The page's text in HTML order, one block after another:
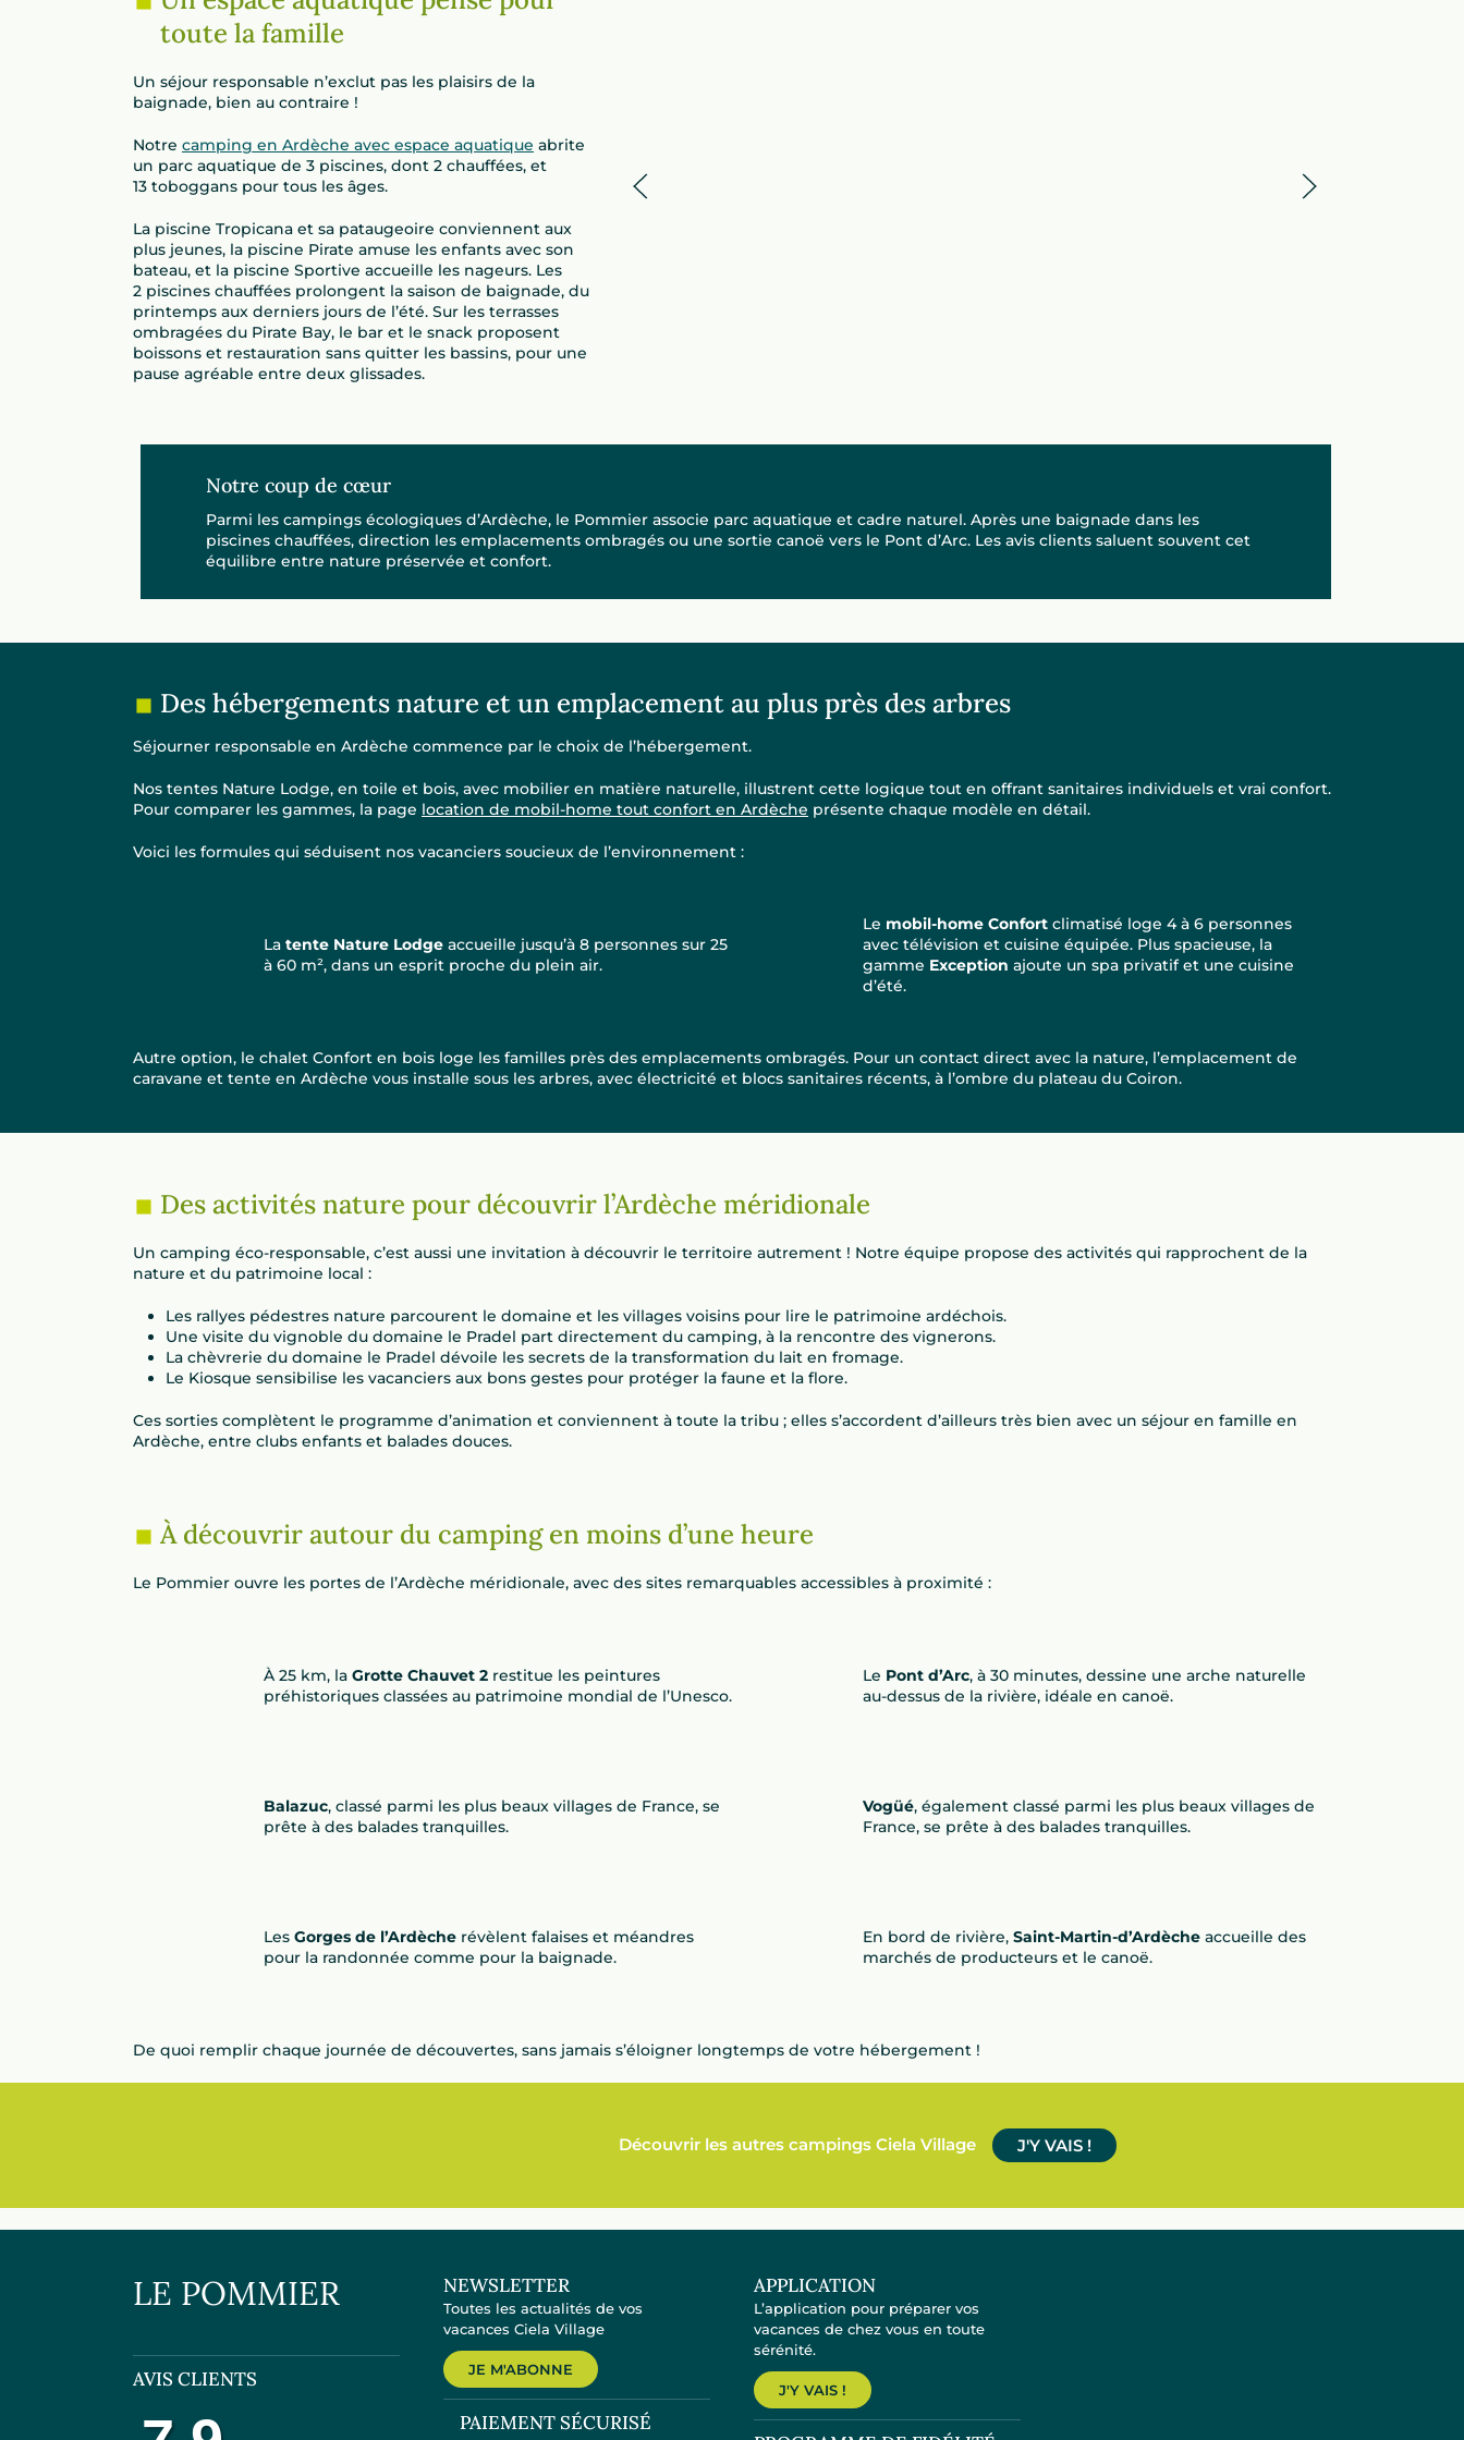
toute la famille
Un séjour responsable n’exclut pas les plaisirs de la
baignade, bien au contraire !
Notre camping en Ardèche avec espace aquatique abrite
un parc aquatique de 3 piscines, dont 2 chauffées, et
13 toboggans pour tous les âges.
La piscine Tropicana et sa pataugeoire conviennent aux
plus jeunes, la piscine Pirate amuse les enfants avec son
bateau, et la piscine Sportive accueille les nageurs. Les
2 piscines chauffées prolongent la saison de baignade, du
printemps aux derniers jours de l’été. Sur les terrasses
ombragées du Pirate Bay, le bar et le snack proposent
boissons et restauration sans quitter les bassins, pour une
pause agréable entre deux glissades.
Notre coup de cœur
Parmi les campings écologiques d’Ardèche, le Pommier associe parc aquatique et cadre naturel. Après une baignade dans les
piscines chauffées, direction les emplacements ombragés ou une sortie canoë vers le Pont d’Arc. Les avis clients saluent souvent cet
équilibre entre nature préservée et confort.
Des hébergements nature et un emplacement au plus près des arbres
Séjourner responsable en Ardèche commence par le choix de l’hébergement.
Nos tentes Nature Lodge, en toile et bois, avec mobilier en matière naturelle, illustrent cette logique tout en offrant sanitaires individuels et vrai confort.
Pour comparer les gammes, la page location de mobil-home tout confort en Ardèche présente chaque modèle en détail.
Voici les formules qui séduisent nos vacanciers soucieux de l’environnement :
La tente Nature Lodge accueille jusqu’à 8 personnes sur 25
à 60 m², dans un esprit proche du plein air.
Le mobil-home Confort climatisé loge 4 à 6 personnes
avec télévision et cuisine équipée. Plus spacieuse, la
gamme Exception ajoute un spa privatif et une cuisine
d’été.
Autre option, le chalet Confort en bois loge les familles près des emplacements ombragés. Pour un contact direct avec la nature, l’emplacement de
caravane et tente en Ardèche vous installe sous les arbres, avec électricité et blocs sanitaires récents, à l’ombre du plateau du Coiron.
Des activités nature pour découvrir l’Ardèche méridionale
Un camping éco-responsable, c’est aussi une invitation à découvrir le territoire autrement ! Notre équipe propose des activités qui rapprochent de la
nature et du patrimoine local :
Les rallyes pédestres nature parcourent le domaine et les villages voisins pour lire le patrimoine ardéchois.
Une visite du vignoble du domaine le Pradel part directement du camping, à la rencontre des vignerons.
La chèvrerie du domaine le Pradel dévoile les secrets de la transformation du lait en fromage.
Le Kiosque sensibilise les vacanciers aux bons gestes pour protéger la faune et la flore.
Ces sorties complètent le programme d’animation et conviennent à toute la tribu ; elles s’accordent d’ailleurs très bien avec un séjour en famille en
Ardèche, entre clubs enfants et balades douces.
À découvrir autour du camping en moins d’une heure
Le Pommier ouvre les portes de l’Ardèche méridionale, avec des sites remarquables accessibles à proximité :
À 25 km, la Grotte Chauvet 2 restitue les peintures
préhistoriques classées au patrimoine mondial de l’Unesco.
Le Pont d’Arc, à 30 minutes, dessine une arche naturelle
au-dessus de la rivière, idéale en canoë.
Balazuc, classé parmi les plus beaux villages de France, se
prête à des balades tranquilles.
Vogüé, également classé parmi les plus beaux villages de
France, se prête à des balades tranquilles.
Les Gorges de l’Ardèche révèlent falaises et méandres
pour la randonnée comme pour la baignade.
En bord de rivière, Saint-Martin-d’Ardèche accueille des
marchés de producteurs et le canoë.
De quoi remplir chaque journée de découvertes, sans jamais s’éloigner longtemps de votre hébergement !
Découvrir les autres campings Ciela Village J'Y VAIS !
LE POMMIER
AVIS CLIENTS
NEWSLETTER
Toutes les actualités de vos
vacances Ciela Village
JE M'ABONNE
PAIEMENT SÉCURISÉ
APPLICATION
L’application pour préparer vos
vacances de chez vous en toute
sérénité.
J'Y VAIS !